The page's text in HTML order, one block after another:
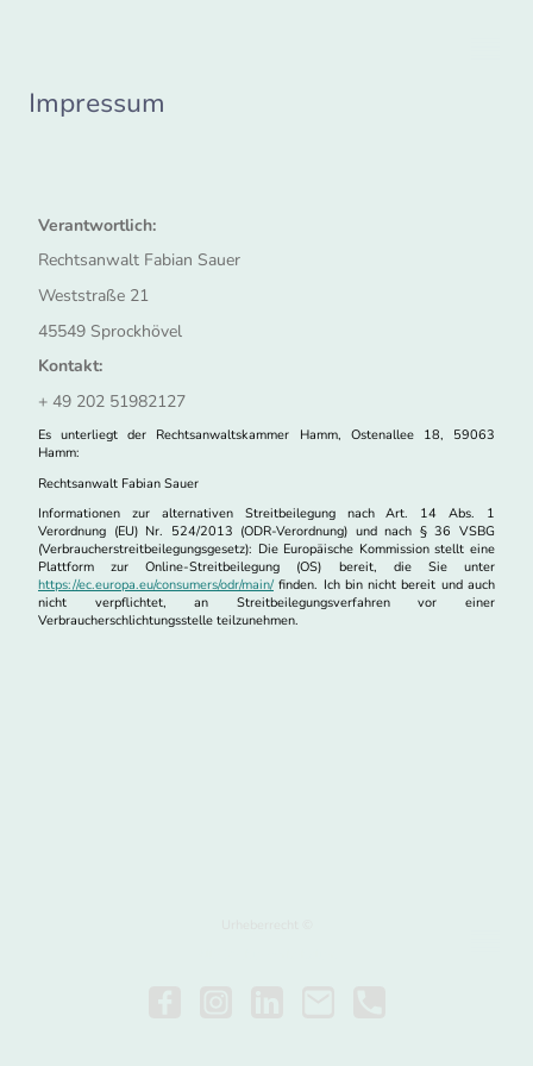
Impressum
Verantwortlich:
Rechtsanwalt Fabian Sauer
Weststraße 21
45549 Sprockhövel
Kontakt:
+ 49 202 51982127
Es unterliegt der Rechtsanwaltskammer Hamm, Ostenallee 18, 59063
Hamm:
Rechtsanwalt Fabian Sauer
Informationen zur alternativen Streitbeilegung nach Art. 14 Abs. 1
Verordnung (EU) Nr. 524/2013 (ODR-Verordnung) und nach § 36 VSBG
(Verbraucherstreitbeilegungsgesetz): Die Europäische Kommission stellt eine
Plattform zur Online-Streitbeilegung (OS) bereit, die Sie unter
https://ec.europa.eu/consumers/odr/main/finden. Ich bin nicht bereit und auch
nicht verpflichtet, an Streitbeilegungsverfahren vor einer
Verbraucherschlichtungsstelle teilzunehmen.